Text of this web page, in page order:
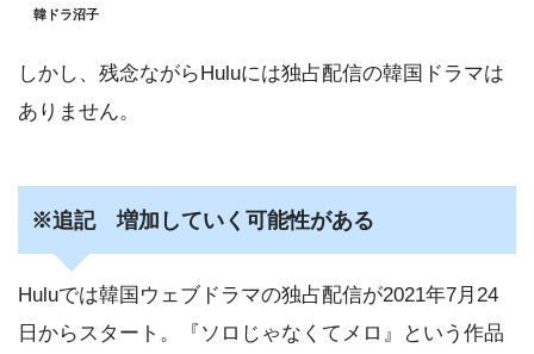
韓ドラ沼子
しかし、残念ながらHuluには独占配信の韓国ドラマは
ありません。
※追記 増加していく可能性がある
Huluでは韓国ウェブドラマの独占配信が2021年7月24
日からスタート。『ソロじゃなくてメロ』という作品